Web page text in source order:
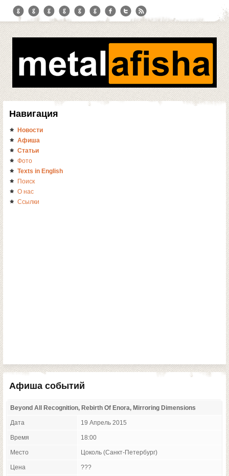
Навигация
Новости
Афиша
Статьи
Фото
Texts in English
Поиск
О нас
Ссылки
Афиша событий
Beyond All Recognition, Rebirth Of Enora, Mirroring Dimensions
Дата 19 Апрель 2015
Время 18:00
Место Цоколь (Санкт-Петербург)
Цена ???